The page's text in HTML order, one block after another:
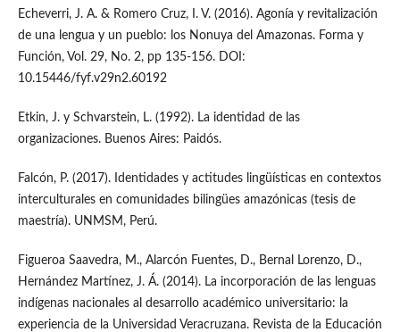
Echeverri, J. A. & Romero Cruz, I. V. (2016). Agonía y revitalización
de una lengua y un pueblo: los Nonuya del Amazonas. Forma y
Función, Vol. 29, No. 2, pp 135-156. DOI:
10.15446/fyf.v29n2.60192
Etkin, J. y Schvarstein, L. (1992). La identidad de las
organizaciones. Buenos Aires: Paidós.
Falcón, P. (2017). Identidades y actitudes lingüísticas en contextos
interculturales en comunidades bilingües amazónicas (tesis de
maestría). UNMSM, Perú.
Figueroa Saavedra, M., Alarcón Fuentes, D., Bernal Lorenzo, D.,
Hernández Martínez, J. Á. (2014). La incorporación de las lenguas
indígenas nacionales al desarrollo académico universitario: la
experiencia de la Universidad Veracruzana. Revista de la Educación